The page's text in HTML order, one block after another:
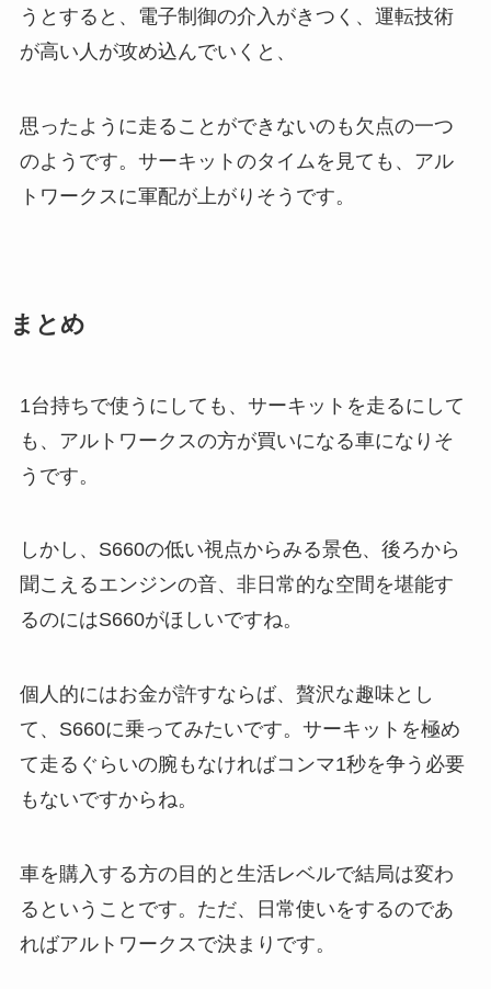
うとすると、電子制御の介入がきつく、運転技術
が高い人が攻め込んでいくと、
思ったように走ることができないのも欠点の一つ
のようです。サーキットのタイムを見ても、アル
トワークスに軍配が上がりそうです。
まとめ
1台持ちで使うにしても、サーキットを走るにして
も、アルトワークスの方が買いになる車になりそ
うです。
しかし、S660の低い視点からみる景色、後ろから
聞こえるエンジンの音、非日常的な空間を堪能す
るのにはS660がほしいですね。
個人的にはお金が許すならば、贅沢な趣味とし
て、S660に乗ってみたいです。サーキットを極め
て走るぐらいの腕もなければコンマ1秒を争う必要
もないですからね。
車を購入する方の目的と生活レベルで結局は変わ
るということです。ただ、日常使いをするのであ
ればアルトワークスで決まりです。